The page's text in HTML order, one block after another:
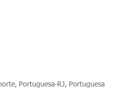
Portuguesa-RJ, Portuguesa